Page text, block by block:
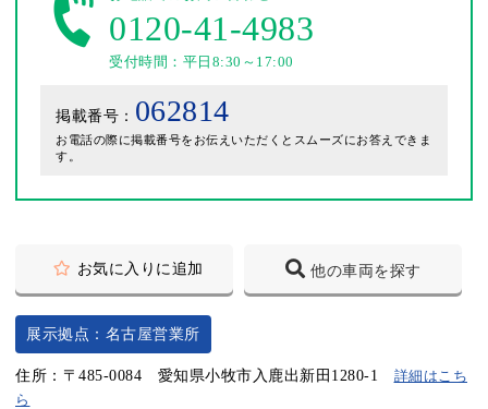
展示拠点：名古屋営業所
住所：〒485-0084 愛知県小牧市入鹿出新田1280-1 詳細はこち
ら
0120-41-4983
受付時間：平日8:30～17:00
掲載番号： 062814
お電話の際に掲載番号をお伝えいただくとスムーズにお答えできま
す。
お気に入りに追加 他の車両を探す